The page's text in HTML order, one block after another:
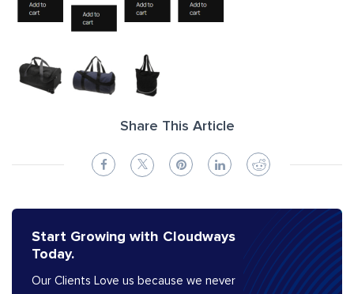
Share This Article
Start Growing with Cloudways
Today.
Our Clients Love us because we never